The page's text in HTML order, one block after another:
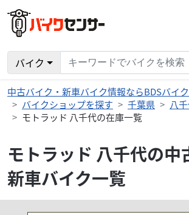
バイク
中古バイク・新車バイク情報ならBDSバイ
バイクショップを探す
千葉県
八
モトラッド 八千代の在庫一覧
モトラッド 八千代の中
新車バイク一覧